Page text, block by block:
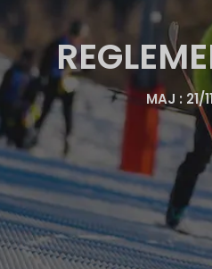
MAJ : 21/